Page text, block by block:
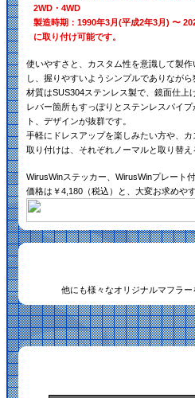
2WD・4WD
製造時期：1990年3月(平成2年3月) 〜
に取り付け可能です。
使いやすさと、カスタム性を意識して製
し、握りやすいようシンプルでありなが
材質はSUS304ステンレス製で、鏡面仕
レバー箇所もすっぽりとステンレスパイ
ト、デザインが抜群です。
手軽にドレスアップを楽しみたい方や、
取り付けは、それぞれノーマルと取り替
WirusWinステッカー、WirusWinプレート
価格は￥4,180（税込）と、大変お求めや
他にも様々なオリジナルマフラ